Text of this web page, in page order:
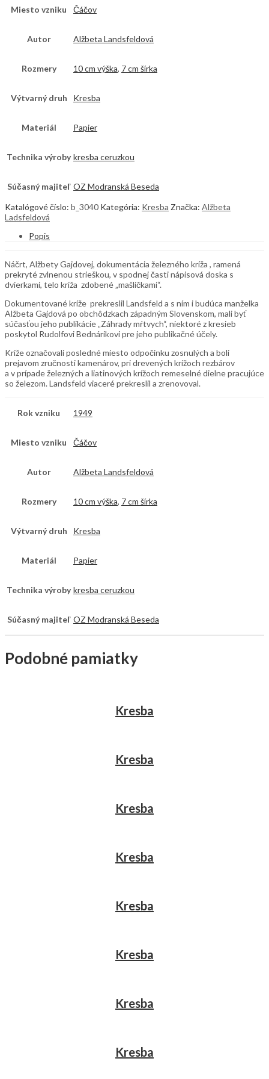
Miesto vzniku Čáčov
Autor Alžbeta Landsfeldová
Rozmery 10 cm výška, 7 cm šírka
Výtvarný druh Kresba
Materiál Papier
Technika výroby kresba ceruzkou
Súčasný majiteľ OZ Modranská Beseda
Katalógové číslo: b_3040 Kategória: Kresba Značka: Alžbeta
Ladsfeldová
Popis
Náčrt, Alžbety Gajdovej, dokumentácia železného kríža , ramená
prekryté zvlnenou strieškou, v spodnej časti nápisová doska s
dvierkami, telo kríža zdobené „mašličkami“.
Dokumentované kríže prekreslil Landsfeld a s ním i budúca manželka
Alžbeta Gajdová po obchôdzkach západným Slovenskom, mali byť
súčasťou jeho publikácie „Záhrady mŕtvych“, niektoré z kresieb
poskytol Rudolfovi Bednárikovi pre jeho publikačné účely.
Kríže označovali posledné miesto odpočinku zosnulých a boli
prejavom zručnosti kamenárov, pri drevených krížoch rezbárov
a v prípade železných a liatinových krížoch remeselné dielne pracujúce
so železom. Landsfeld viaceré prekreslil a zrenovoval.
Rok vzniku 1949
Miesto vzniku Čáčov
Autor Alžbeta Landsfeldová
Rozmery 10 cm výška, 7 cm šírka
Výtvarný druh Kresba
Materiál Papier
Technika výroby kresba ceruzkou
Súčasný majiteľ OZ Modranská Beseda
Podobné pamiatky
Kresba
Kresba
Kresba
Kresba
Kresba
Kresba
Kresba
Kresba